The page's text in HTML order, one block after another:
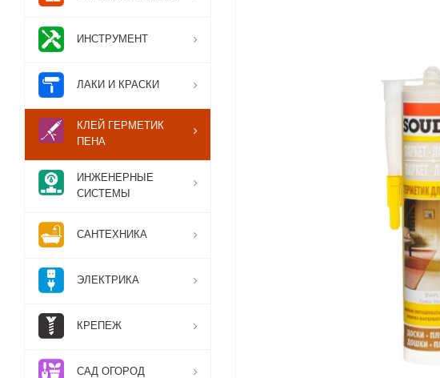
ИНСТРУМЕНТ
ЛАКИ И КРАСКИ
КЛЕЙ ГЕРМЕТИК
ПЕНА
ИНЖЕНЕРНЫЕ
СИСТЕМЫ
САНТЕХНИКА
ЭЛЕКТРИКА
КРЕПЕЖ
САД ОГОРОД